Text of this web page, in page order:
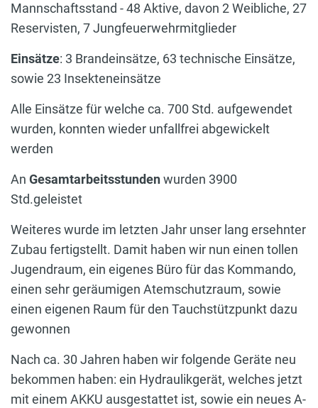
Mannschaftsstand - 48 Aktive, davon 2 Weibliche, 27
Reservisten, 7 Jungfeuerwehrmitglieder
Einsätze: 3 Brandeinsätze, 63 technische Einsätze,
sowie 23 Insekteneinsätze
Alle Einsätze für welche ca. 700 Std. aufgewendet
wurden, konnten wieder unfallfrei abgewickelt
werden
An Gesamtarbeitsstundenwurden 3900
Std.geleistet
Weiteres wurde im letzten Jahr unser lang ersehnter
Zubau fertigstellt. Damit haben wir nun einen tollen
Jugendraum, ein eigenes Büro für das Kommando,
einen sehr geräumigen Atemschutzraum, sowie
einen eigenen Raum für den Tauchstützpunkt dazu
gewonnen
Nach ca. 30 Jahren haben wir folgende Geräte neu
bekommen haben: ein Hydraulikgerät, welches jetzt
mit einem AKKU ausgestattet ist, sowie ein neues A-